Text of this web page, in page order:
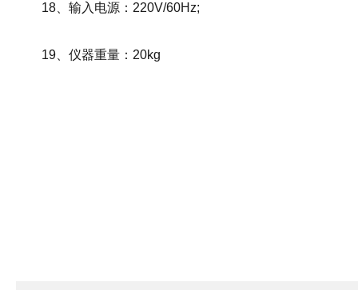
18、输入电源：220V/60Hz;
19、仪器重量：20kg